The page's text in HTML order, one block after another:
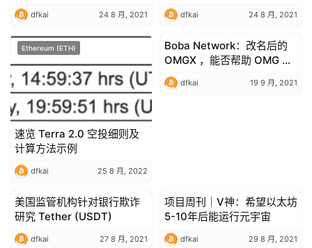
dfkai 24 8 月, 2021 dfkai 24 8 月, 2021
Ethereum (ETH)
速览 Terra 2.0 空投细则及
计算方法示例
dfkai 25 8 月, 2022
Ethereum (ETH)
Boba Network：改名后的
OMGX ，能否帮助 OMG 重
振在 L2 赛道的往日雄风？
dfkai 19 9 月, 2021
Ethereum (ETH)
美国监管机构针对银行欺诈
研究 Tether (USDT)
dfkai 27 8 月, 2021
Ethereum (ETH)
项目周刊｜V神：希望以太坊
5-10年后能运行元宇宙
dfkai 29 8 月, 2021